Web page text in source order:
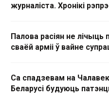
журналіста. Хронікі
Палова расіян не лічыць
сваёй арміі ў вайне
Са спадзевам на
Беларусі будуюць